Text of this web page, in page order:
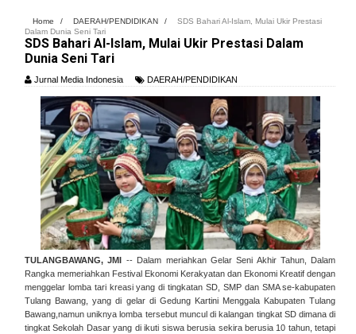
Home / DAERAH/PENDIDIKAN /
SDS Bahari Al-Islam, Mulai Ukir Prestasi
Dalam Dunia Seni Tari
SDS Bahari Al-Islam, Mulai Ukir Prestasi Dalam
Dunia Seni Tari
Jurnal Media Indonesia DAERAH/PENDIDIKAN
TULANGBAWANG, JMI
-- Dalam meriahkan Gelar Seni Akhir Tahun, Dalam
Rangka memeriahkan Festival Ekonomi Kerakyatan dan Ekonomi Kreatif dengan
menggelar lomba tari kreasi yang di tingkatan SD, SMP dan SMA se-kabupaten
Tulang Bawang, yang di gelar di Gedung Kartini Menggala Kabupaten Tulang
Bawang,namun uniknya lomba tersebut muncul di kalangan tingkat SD dimana di
tingkat Sekolah Dasar yang di ikuti siswa berusia sekira berusia 10 tahun, tetapi